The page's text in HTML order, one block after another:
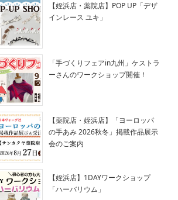
【姪浜店・薬院店】POP UP「デザ
インレース ユキ」
「手づくりフェアin九州」ケストラ
ーさんのワークショップ開催！
【薬院店・姪浜店】「ヨーロッパ
の手あみ 2026秋冬」掲載作品展示
会のご案内
【姪浜店】1DAYワークショップ
「ハーバリウム」